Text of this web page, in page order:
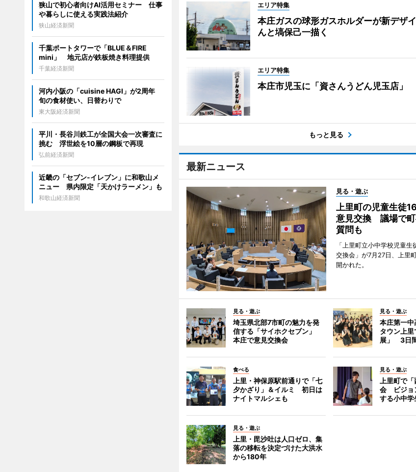
エリア特集
本庄ガスの球形ガスホルダーが新デザ
んと塙保己一描く
エリア特集
本庄市児玉に「資さんうどん児玉店」
もっと見る
最新ニュース
見る・遊ぶ
上里町の児童生徒
意見交換 議場で町
質問も
「上里町立小中学校児童
交換会」が7月27日、上里
開かれた。
見る・遊ぶ
埼玉県北部7市町の魅力を発
信する「サイホクセブン」
本庄で意見交換会
見る・遊ぶ
本庄第一
タウン上
展」 3日
食べる
上里・神保原駅前通りで「七
夕かざり」＆イルミ 初日は
ナイトマルシェも
見る・遊ぶ
上里町で
会 ビジョ
する小中
見る・遊ぶ
上里・毘沙吐は人口ゼロ、集
落の移転を決定づけた大洪水
から180年
狭山で初心者向けAI活用セミナー 仕事
や暮らしに使える実践法紹介
狭山経済新聞
千葉ポートタワーで「BLUE＆FIRE
mini」 地元店が鉄板焼き料理提供
千葉経済新聞
河内小阪の「cuisine HAGI」が2周年
旬の食材使い、日替わりで
東大阪経済新聞
平川・長谷川鉄工が全国大会一次審査に
挑む 浮世絵を10層の鋼板で再現
弘前経済新聞
近畿の「セブン-イレブン」に和歌山メ
ニュー 県内限定「天かけラーメン」も
和歌山経済新聞